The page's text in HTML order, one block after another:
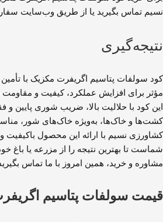
نسیم تماس بگیرید یا از طریق وب‌سایت
نتیجه‌گیری
کود سولفات پتاسیم اگریفرت مکزیک با تأمین
مؤثر برای افزایش عملکرد، کیفیت و
این کود با حلالیت بالا، ضریب شوری پایین و
کشت‌ها و خاک‌ها، به‌ویژه خاک‌های شور،
کشاورزی نسیم با ارائه این محصول باکیفیت
شماست تا بهترین نتیجه را از مزرعه یا باغ
مشاوره و خرید، همین امروز با ما تماس
قیمت سولفات پتاسیم